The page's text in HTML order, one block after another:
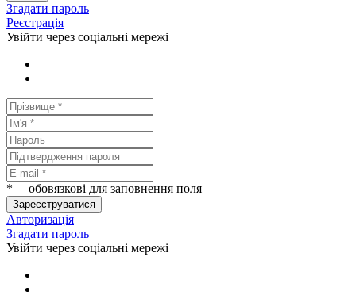
Згадати пароль
Реєстрація
Увійти через соціальні мережі
*— обовязкові для заповнення поля
Зареєструватися
Авторизація
Згадати пароль
Увійти через соціальні мережі